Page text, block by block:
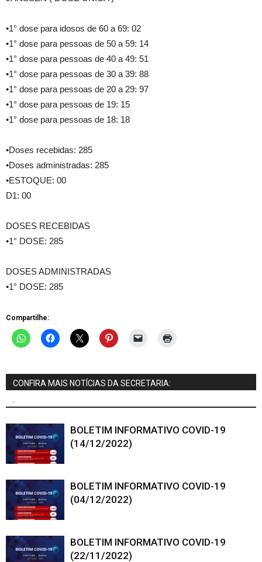
•1° dose para idosos de 60 a 69: 02
•1° dose para pessoas de 50 a 59: 14
•1° dose para pessoas de 40 a 49: 51
•1° dose para pessoas de 30 a 39: 88
•1° dose para pessoas de 20 a 29: 97
•1° dose para pessoas de 19: 15
•1° dose para pessoas de 18: 18
•Doses recebidas: 285
•Doses administradas: 285
•ESTOQUE: 00
D1: 00
DOSES RECEBIDAS
•1° DOSE: 285
DOSES ADMINISTRADAS
•1° DOSE: 285
Compartilhe:
CONFIRA MAIS NOTÍCIAS DA SECRETARIA:
BOLETIM INFORMATIVO COVID-19
(14/12/2022)
BOLETIM INFORMATIVO COVID-19
(04/12/2022)
BOLETIM INFORMATIVO COVID-19
(22/11/2022)